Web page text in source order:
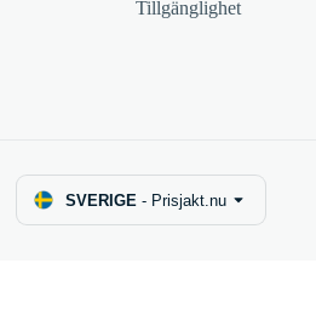
Tillgänglighet
SVERIGE - Prisjakt.nu